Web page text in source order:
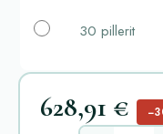
30 pillerit
628,91 €